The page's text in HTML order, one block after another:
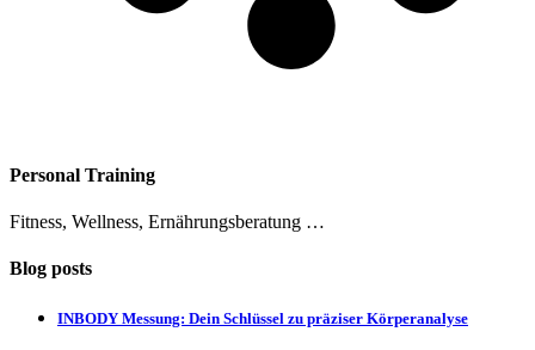
Personal Training
Fitness, Wellness, Ernährungsberatung …
Blog posts
INBODY Messung: Dein Schlüssel zu präziser Körperanalyse